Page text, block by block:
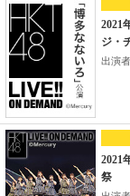
2021
ジ・
出演
2021
祭